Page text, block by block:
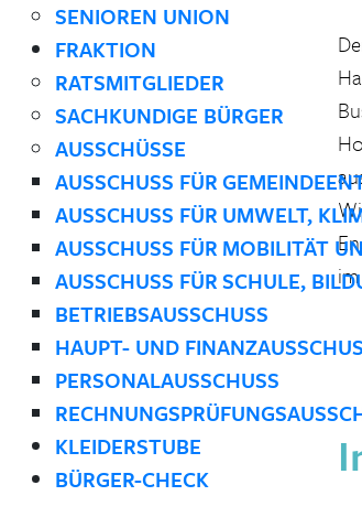
SENIOREN UNION
FRAKTION
RATSMITGLIEDER
SACHKUNDIGE BÜRGER
AUSSCHÜSSE
AUSSCHUSS FÜR
AUSSCHUSS FÜR UMWELT,
AUSSCHUSS FÜR MOBILITÄT
AUSSCHUSS FÜR SCHULE,
BETRIEBSAUSSCHUSS
HAUPT- UND
PERSONALAUSSCHUSS
KLEIDERSTUBE
BÜRGER-CHECK